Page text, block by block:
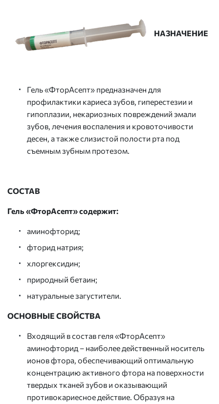
НАЗНАЧЕНИЕ
Гель «ФторАсепт» предназначен для
профилактики кариеса зубов, гиперестезии и
гипоплазии, некариозных повреждений эмали
зубов, лечения воспаления и кровоточивости
десен, а также слизистой полости рта под
съемным зубным протезом.
СОСТАВ
Гель «ФторАсепт» содержит:
аминофторид;
фторид натрия;
хлоргексидин;
природный бетаин;
натуральные загустители.
ОСНОВНЫЕ СВОЙСТВА
Входящий в состав геля «ФторАсепт»
аминофторид – наиболее действенный носитель
ионов фтора, обеспечивающий оптимальную
концентрацию активного фтора на поверхности
твердых тканей зубов и оказывающий
противокариесное действие. Образуя на